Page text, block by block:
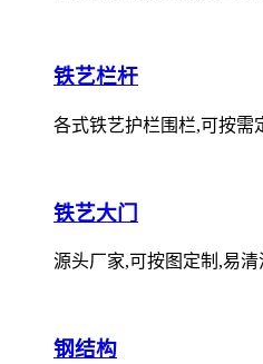
铁艺栏杆
各式铁艺护栏围栏,可按需
铁艺大门
源头厂家,可按图定制,易
钢结构